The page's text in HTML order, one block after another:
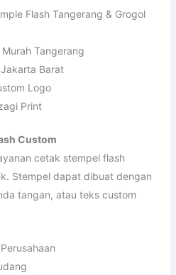
Flash Tangerang & Grogol
Tangerang
Barat
Logo
Print
Custom
cetak stempel flash
Stempel dapat dibuat dengan
tangan, atau teks custom